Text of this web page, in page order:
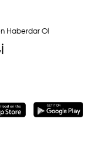
Haberdar Ol